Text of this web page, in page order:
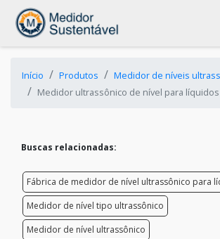
Início Produtos
Medidor de níveis
Medidor ultrassônico de nível para líquidos
Buscas relacionadas:
Fábrica de medidor de nível ultrassônico para
Medidor de nível tipo ultrassônico
Medidor de nível ultrassônico